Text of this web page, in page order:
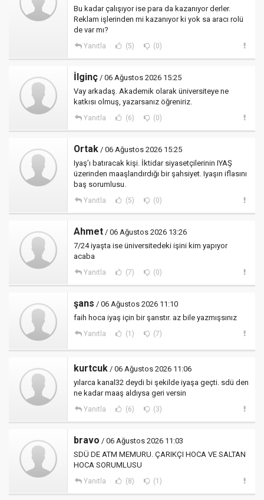
Bu kadar çalışıyor ise para da kazanıyor derler.
Reklam işlerinden mi kazanıyor ki yok sa aracı rolü
de var mı?
Yanıtla (5) (0)
İlginç / 06 Ağustos 2026 15:25
Vay arkadaş. Akademik olarak üniversiteye ne
katkısı olmuş, yazarsanız öğreniriz.
Yanıtla (6) (0)
Ortak / 06 Ağustos 2026 15:25
Iyaş’ı batıracak kişi. İktidar siyasetçilerinin IYAŞ
üzerinden maaşlandırdığı bir şahsiyet. Iyaşın iflasını
baş sorumlusu.
Yanıtla (5) (0)
Ahmet / 06 Ağustos 2026 13:26
7/24 iyaşta ise üniversitedeki işini kim yapıyor
acaba
Yanıtla (7) (0)
şans / 06 Ağustos 2026 11:10
faih hoca iyaş için bir şanstır. az bile yazmışsınız
Yanıtla (1) (7)
kurtcuk / 06 Ağustos 2026 11:06
yılarca kanal32 deydi bi şekilde iyaşa geçti. sdü den
ne kadar maaş aldıysa geri versin
Yanıtla (6) (3)
bravo / 06 Ağustos 2026 11:03
SDÜ DE ATM MEMURU. ÇARIKÇI HOCA VE SALTAN
HOCA SORUMLUSU
Yanıtla (8) (1)